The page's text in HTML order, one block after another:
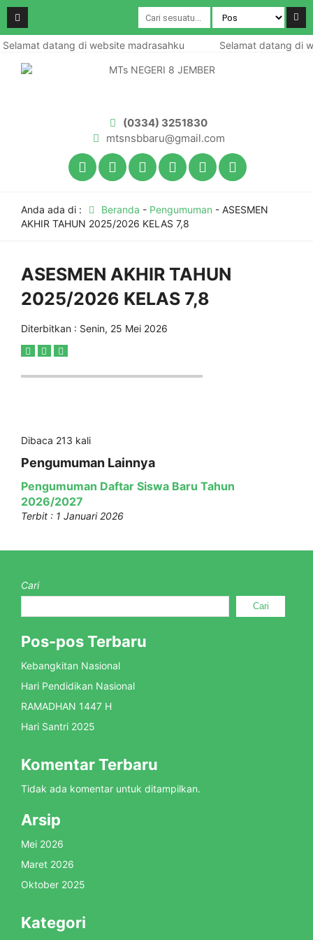
datang di website madrasahku Selamat datang di
(0334) 3251830
mtsnsbbaru@gmail.com
Anda ada di : Beranda - Pengumuman - ASESMEN
AKHIR TAHUN 2025/2026 KELAS 7,8
ASESMEN AKHIR TAHUN
2025/2026 KELAS 7,8
Diterbitkan : Senin, 25 Mei 2026
Dibaca 213 kali
Pengumuman Lainnya
Pengumuman Daftar Siswa Baru Tahun
2026/2027
Terbit : 1 Januari 2026
Cari
Cari
Pos-pos Terbaru
Kebangkitan Nasional
Hari Pendidikan Nasional
RAMADHAN 1447 H
Hari Santri 2025
Komentar Terbaru
Tidak ada komentar untuk ditampilkan.
Arsip
Mei 2026
Maret 2026
Oktober 2025
Kategori